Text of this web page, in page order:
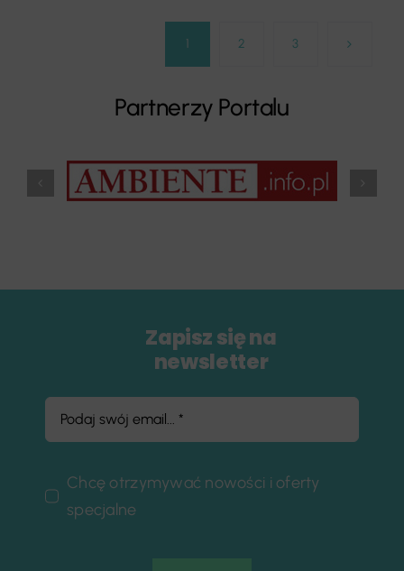
1 2 3
Partnerzy Portalu
Zapisz się na
newsletter
Chcę otrzymywać nowości i oferty
specjalne